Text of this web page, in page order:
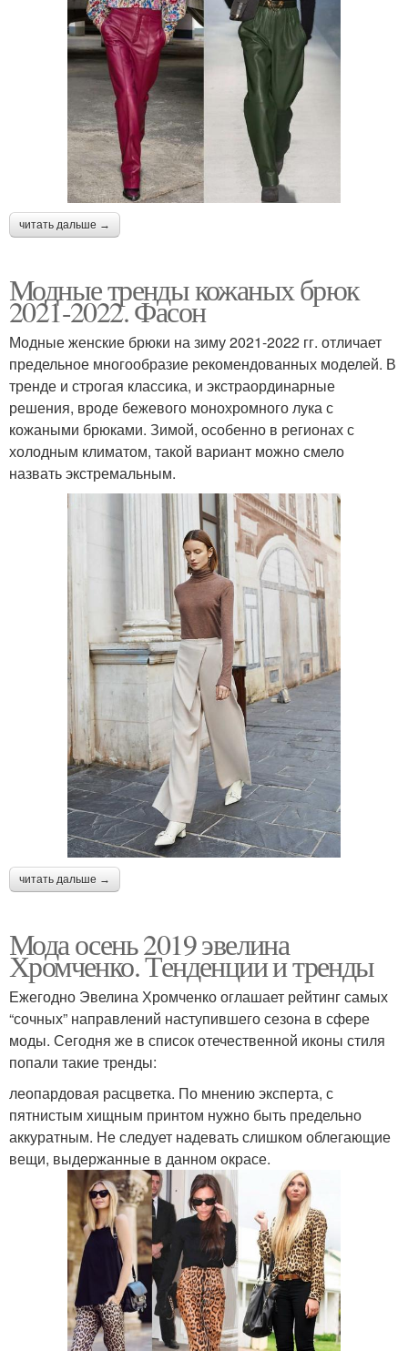
читать дальше →
Модные тренды кожаных брюк
2021-2022. Фасон
Модные женские брюки на зиму 2021-2022 гг. отличает
предельное многообразие рекомендованных моделей. В
тренде и строгая классика, и экстраординарные
решения, вроде бежевого монохромного лука с
кожаными брюками. Зимой, особенно в регионах с
холодным климатом, такой вариант можно смело
назвать экстремальным.
читать дальше →
Мода осень 2019 эвелина
Хромченко. Тенденции и тренды
Ежегодно Эвелина Хромченко оглашает рейтинг самых
“сочных” направлений наступившего сезона в сфере
моды. Сегодня же в список отечественной иконы стиля
попали такие тренды:
леопардовая расцветка. По мнению эксперта, с
пятнистым хищным принтом нужно быть предельно
аккуратным. Не следует надевать слишком облегающие
вещи, выдержанные в данном окрасе.